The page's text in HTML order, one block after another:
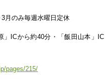
月のみ毎週水曜日定休
」ICから約40分・「飯田山本」IC
pages/215/